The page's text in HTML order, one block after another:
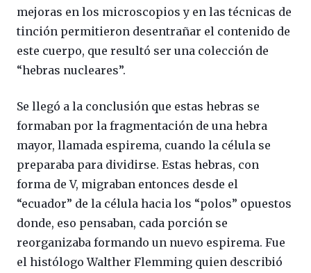
mejoras en los microscopios y en las técnicas de
tinción permitieron desentrañar el contenido de
este cuerpo, que resultó ser una colección de
“hebras nucleares”.
Se llegó a la conclusión que estas hebras se
formaban por la fragmentación de una hebra
mayor, llamada espirema, cuando la célula se
preparaba para dividirse. Estas hebras, con
forma de V, migraban entonces desde el
“ecuador” de la célula hacia los “polos” opuestos
donde, eso pensaban, cada porción se
reorganizaba formando un nuevo espirema. Fue
el histólogo Walther Flemming quien describió